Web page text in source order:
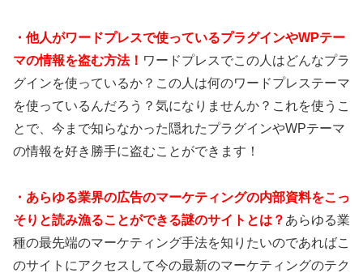
・ 他人がワードプレスで使っているプラグインやWPテー
マの情報を盗む方法！ ワードプレスでこの人はどんなプラ
グインを使っているか？この人は何のワードプレステーマ
を使っているんだろう？気になりませんか？これを使うこ
とで、今まで知らなかった隠れたプラグインやWPテーマ
の情報を好き勝手に盗むことができます！
・あらゆる業界の広告のマーケティングの内部資料をこっ
そりと読み漁ることができる謎のサイトとは？ あらゆる業
種の最先端のマーケティング手法を知りたいのであればこ
のサイトにアクセスして今の最新のマーケティングのテク